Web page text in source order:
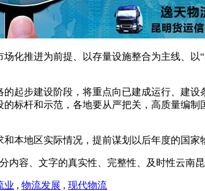
化推进为前提、以存量设施整合为主线、
的起步建设阶段，将重点向已建成运行、建
标杆和示范，各地要从严把关，高质量编
本地区实际情况，提前谋划以后年度的国
内容、文字的真实性、完整性、及时性云南
业 , 物流发展 , 现代物流